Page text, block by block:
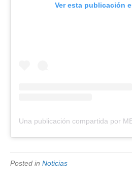
Ver esta publicación
Posted in Noticias